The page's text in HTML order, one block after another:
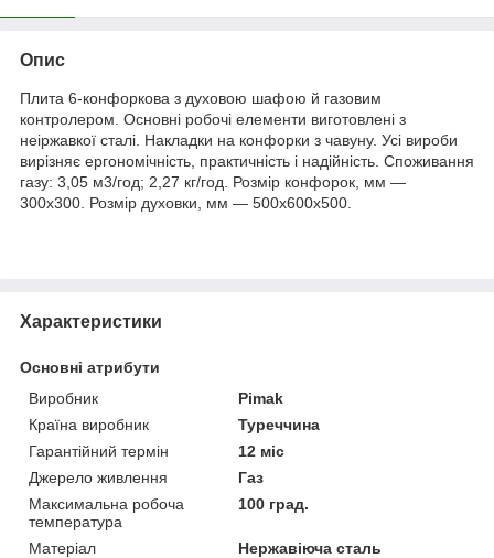
Опис
Плита 6-конфоркова з духовою шафою й газовим
контролером. Основні робочі елементи виготовлені з
неіржавкої сталі. Накладки на конфорки з чавуну. Усі вироби
вирізняє ергономічність, практичність і надійність. Споживання
газу: 3,05 м3/год; 2,27 кг/год. Розмір конфорок, мм —
300х300. Розмір духовки, мм — 500х600х500.
Характеристики
Основні атрибути
Виробник
Pimak
Країна виробник
Туреччина
Гарантійний термін
12 міс
Джерело живлення
Газ
Максимальна робоча
температура
100 град.
Матеріал
Нержавіюча сталь